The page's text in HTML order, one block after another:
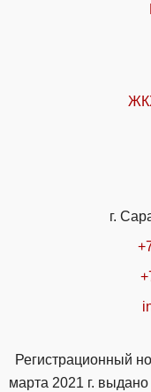
г.
Регистрационный
марта 2021 г.